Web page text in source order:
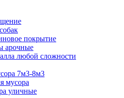
покрытие
арочные
любой сложности
7м3-8м3
мусора
уличные